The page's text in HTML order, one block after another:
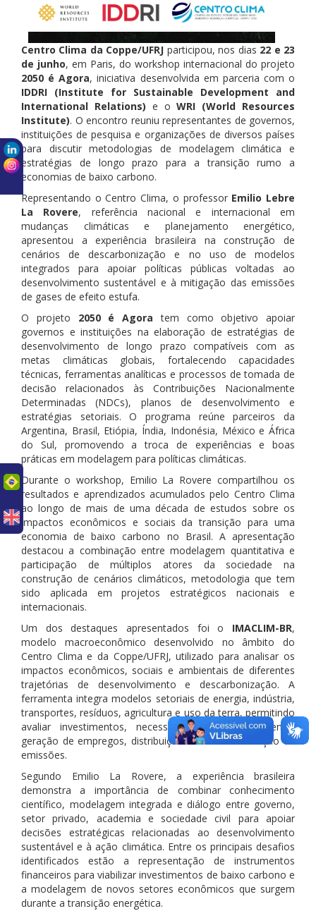
Centro Clima da Coppe/UFRJ participou, nos dias 22 e 23
de junho, em Paris, do workshop internacional do projeto
2050 é Agora, iniciativa desenvolvida em parceria com o
IDDRI (Institute for Sustainable Development and
International Relations) e oWRI (World Resources
Institute). O encontro reuniu representantes de governos,
instituições de pesquisa e organizações de diversos países
para discutir metodologias de modelagem climática e
estratégias de longo prazo para a transição rumo a
economias de baixo carbono.
Representando o Centro Clima, o professor Emilio Lebre
La Rovere, referência nacional e internacional em
mudanças climáticas e planejamento energético,
apresentou a experiência brasileira na construção de
cenários de descarbonização e no uso de modelos
integrados para apoiar políticas públicas voltadas ao
desenvolvimento sustentável e à mitigação das emissões
de gases de efeito estufa.
O projeto 2050 é Agora tem como objetivo apoiar
governos e instituições na elaboração de estratégias de
desenvolvimento de longo prazo compatíveis com as
metas climáticas globais, fortalecendo capacidades
técnicas, ferramentas analíticas e processos de tomada de
decisão relacionados às Contribuições Nacionalmente
Determinadas (NDCs), planos de desenvolvimento e
estratégias setoriais. O programa reúne parceiros da
Argentina, Brasil, Etiópia, Índia, Indonésia, México e África
do Sul, promovendo a troca de experiências e boas
práticas em modelagem para políticas climáticas.
Durante o workshop, Emilio La Rovere compartilhou os
resultados e aprendizados acumulados pelo Centro Clima
ao longo de mais de uma década de estudos sobre os
impactos econômicos e sociais da transição para uma
economia de baixo carbono no Brasil. A apresentação
destacou a combinação entre modelagem quantitativa e
participação de múltiplos atores da sociedade na
construção de cenários climáticos, metodologia que tem
sido aplicada em projetos estratégicos nacionais e
internacionais.
Um dos destaques apresentados foi o IMACLIM-BR,
modelo macroeconômico desenvolvido no âmbito do
Centro Clima e da Coppe/UFRJ, utilizado para analisar os
impactos econômicos, sociais e ambientais de diferentes
trajetórias de desenvolvimento e descarbonização. A
ferramenta integra modelos setoriais de energia, indústria,
transportes, resíduos, agricultura e uso da terra, permitindo
avaliar investimentos, necessidades de financiamento,
geração de empregos, distribuição de renda e redução de
emissões.
Segundo Emilio La Rovere, a experiência brasileira
demonstra a importância de combinar conhecimento
científico, modelagem integrada e diálogo entre governo,
setor privado, academia e sociedade civil para apoiar
decisões estratégicas relacionadas ao desenvolvimento
sustentável e à ação climática. Entre os principais desafios
identificados estão a representação de instrumentos
financeiros para viabilizar investimentos de baixo carbono e
a modelagem de novos setores econômicos que surgem
durante a transição energética.